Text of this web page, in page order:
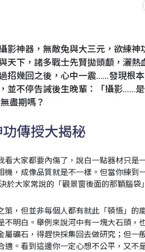
影神器，無敵兔與大三元，欲練神
天下，諸多戰士先賢拋頭顱，灑熱
招幾回之後，心中一震……發現根
並不停告誡後生晚輩：「攝影……
盡期嗎？
傳授大揭秘
看大家都要內傷了，說白一點器材只是
機，成像品質就是不一樣。但當你練到
於大家常說的「觀景窗後面的那顆腦袋
策，但並非每個人都有就此「頓悟」的
不明白。舉例來說河中有一塊大石頭，
屬礦石，得趕快採集回去做研究；但一
適。看到這邊你一定心想不公平，又不